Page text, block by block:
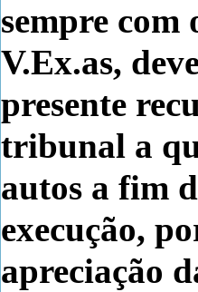
sempre
V.Ex.as,
presente
tribunal a
autos a fim
execução,
apreciação